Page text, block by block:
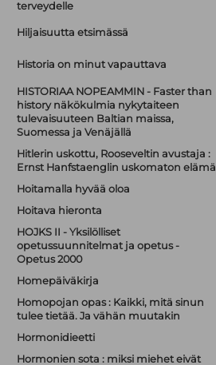
terveydelle
Hiljaisuutta etsimässä
Historia on minut vapauttava
HISTORIAA NOPEAMMIN - Faster than
history näkökulmia nykytaiteen
tulevaisuuteen Baltian maissa,
Suomessa ja Venäjällä
Hitlerin uskottu, Rooseveltin avustaja :
Ernst Hanfstaenglin uskomaton elämä
Hoitamalla hyvää oloa
Hoitava hieronta
HOJKS II - Yksilölliset
opetussuunnitelmat ja opetus -
Opetus 2000
Homepäiväkirja
Homopojan opas : Kaikki, mitä sinun
tulee tietää. Ja vähän muutakin
Hormonidieetti
Hormonien sota : miksi miehet eivät